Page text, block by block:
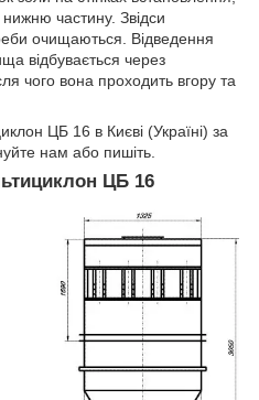
частину. Звідси
очищаються. Відведення
відбувається через
чого вона проходить вгору та
ЦБ 16 в Києві (Україні) за
нам або пишіть.
ЦБ 16